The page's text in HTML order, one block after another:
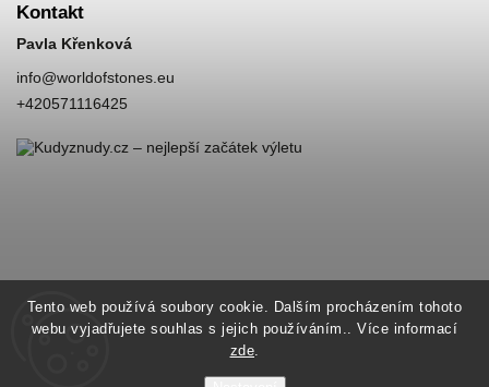
Tento web používá soubory cookie. Dalším procházením tohoto
webu vyjadřujete souhlas s jejich používáním.. Více informací
zde.
Kontakt
Pavla Křenková
info@worldofstones.eu
+420571116425